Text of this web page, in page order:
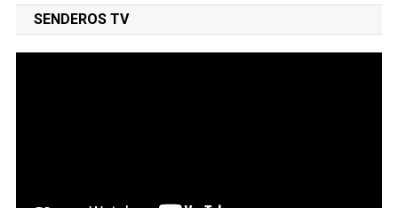
SENDEROS TV